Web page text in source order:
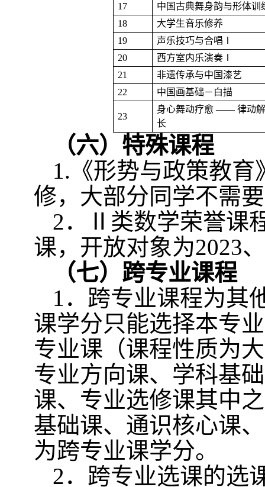
17
中国古典舞身韵与形体训
18
大学生音乐修养
19
声乐技巧与合唱Ⅰ
20
西方室内乐演奏Ⅰ
21
非遗传承与中国漆艺
22
中国画基础－白描
23
身心舞动疗愈 —— 律动
长
（六）特殊课程
1. 《形势与政策教
修，大部分同学不需
2．Ⅱ类数学荣誉课
课，开放对象为2023、
（七）跨专业课程
1 ．跨专业课程为其
课学分只能选择本专
专业课（课程性质为
专业方向课、学科基
课、专业选修课其中
基础课、通识核心课
为跨专业课学分。
2．跨专业选课的选